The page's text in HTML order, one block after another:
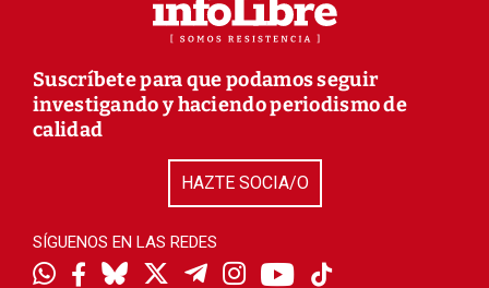
Suscríbete para que podamos seguir
investigando y haciendo periodismo de
calidad
HAZTE SOCIA/O
SÍGUENOS EN LAS REDES